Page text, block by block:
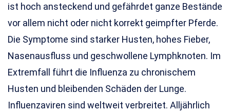
ist hoch ansteckend und gefährdet ganze Bestände
vor allem nicht oder nicht korrekt geimpfter Pferde.
Die Symptome sind starker Husten, hohes Fieber,
Nasenausfluss und geschwollene Lymphknoten. Im
Extremfall führt die Influenza zu chronischem
Husten und bleibenden Schäden der Lunge.
Influenzaviren sind weltweit verbreitet. Alljährlich